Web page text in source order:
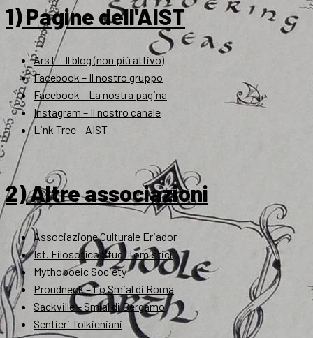
1) Pagine dell'AIST
ArsT – Il blog (non più attivo)
Facebook – Il nostro gruppo
Facebook – La nostra pagina
Instagram – Il nostro canale
Link Tree – AIST
2) Altre associazioni
Associazione Culturale Eriador
Ist. Filosofico Studi Tomistici
Mythopoeic Society
Proudneck – Lo Smial di Roma
Sackville – Smial di Bergamo
Sentieri Tolkieniani